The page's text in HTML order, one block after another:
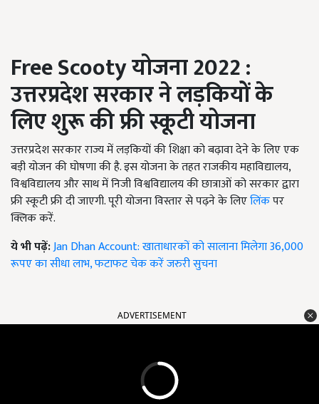
Free Scootyयोजना 2022 :
उत्तरप्रदेश सरकार ने लड़कियों के
लिए शुरू की फ्री स्कूटी योजना
उत्तरप्रदेश सरकार राज्य में लड़कियों की शिक्षा को बढ़ावा देने के लिए एक
बड़ी योजन की घोषणा की है. इस योजना के तहत राजकीय महाविद्यालय,
विश्वविद्यालय और साथ में निजी विश्वविद्यालय की छात्राओं को सरकार द्वारा
फ्री स्कूटी फ्री दी जाएगी. पूरी योजना विस्तार से पढ़ने के लिएलिंकपर
क्लिक करें.
ये भी पढ़ें:Jan Dhan Account: खाताधारकों को सालाना मिलेगा 36,000
रूपए का सीधा लाभ, फटाफट चेक करें जरुरी सुचना
ADVERTISEMENT